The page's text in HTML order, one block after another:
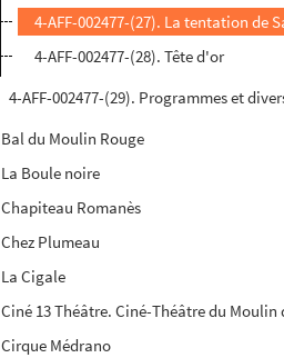
4-AFF-002477-(27). La tentation de
4-AFF-002477-(28). Tête d'or
4-AFF-002477-(29). Programmes et
Bal du Moulin Rouge
La Boule noire
Chapiteau Romanès
Chez Plumeau
La Cigale
Ciné 13 Théâtre. Ciné-Théâtre du Moulin
Cirque Médrano